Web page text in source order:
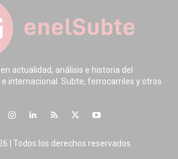
actualidad, análisis e historia del
internacional. Subte, ferrocarriles y otros
| Todos los derechos reservados